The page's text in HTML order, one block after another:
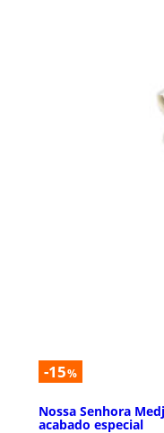
-15%
Nossa Senhora
acabado especial